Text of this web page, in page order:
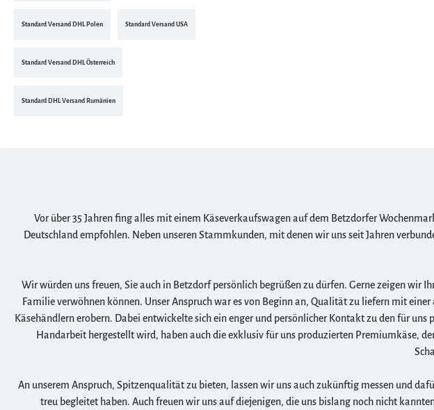
Standard Versand DHL Polen Standard Versand USA
Standard Versand DHL Österreich
Standard DHL Versand Rumänien
Vor über 35 Jahren fing alles mit einem Käseverkaufswagen auf dem Betzdorfer
Deutschland empfohlen. Neben unseren Stammkunden, mit denen wir uns seit Jahren
Wir würden uns freuen, Sie auch in Betzdorf persönlich begrüßen zu dürfen. Gerne zeigen wir
Familie verwöhnen können. Unser Anspruch war es von Beginn an, Qualität zu liefern mit
Käsehändlern erobern. Dabei entwickelte sich ein enger und persönlicher Kontakt zu den für
Handarbeit hergestellt wird, haben auch die exklusiv für uns produzierten Premiumkäse,
An unserem Anspruch, Spitzenqualität zu bieten, lassen wir uns auch zukünftig messen und
treu begleitet haben. Auch freuen wir uns auf diejenigen, die uns bislang noch nicht